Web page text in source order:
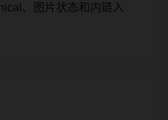
、图片状态和内链入